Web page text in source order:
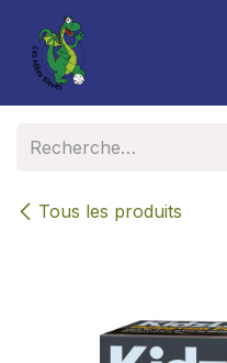
Se rendre au contenu
Tous les produits